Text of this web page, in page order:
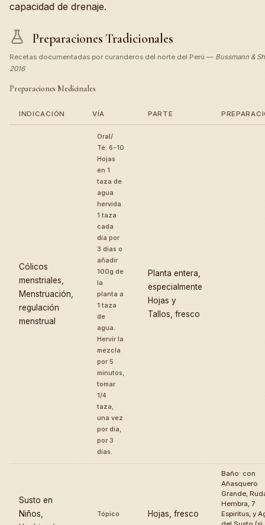
capacidad de drenaje.
Preparaciones Tradicionales
Recetas documentadas por curanderos del norte del Perú — Bussmann &
2016
Preparaciones Medicinales
INDICACIÓN VÍA PARTE
Cólicos
menstriales,
Menstruación,
regulación
menstrual
Oral/
Té: 6-10
Hojas
en 1
taza de
agua
hervida.
1 taza
cada
día por
3 días o
añadir
100g de
la
planta a
1 taza
de
agua.
Hervir la
mezcla
por 5
minutos,
tomar
1/4
taza,
una vez
por día,
por 3
días.
Planta entera,
especialmente
Hojas y
Tallos, fresco
Susto en
Niños,
Tópico Hojas, fresco
Baño: con
Añasquero
Grande,
Hembra, 7
Espiritus, y